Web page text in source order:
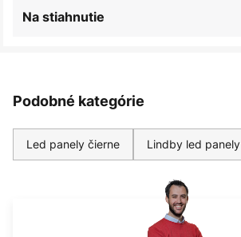
Na stiahnutie
Podobné kategórie
Led panely čierne Lindby led panely